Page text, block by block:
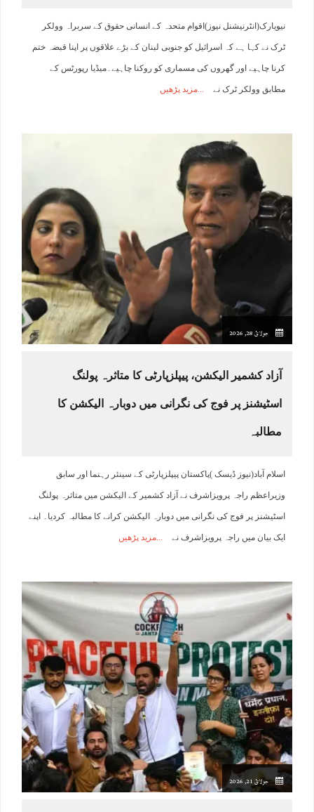
نیویارک(انٹرنیشنل نیوز)اقوام متحدہ کے انسانی حقوق کے سربراہ وولکر
ٹرک نے کہا ہے کہ اسرائیل کو جنوبی لبنان کے بڑے علاقوں پر اپنا قبضہ ختم
کرنا چاہیے اور گھروں کی مسماری کو روکنا چاہیے۔میڈیا رپورٹس کے
مطابق وولکر ٹرک نے مزید پڑھیں
جولائ 28, 2026
آزاد کشمیر الیکشن، پیپلزپارٹی کا متاثرہ پولنگ
اسٹیشنز پر فوج کی نگرانی میں دوبارہ الیکشن کا
مطالبہ
اسلام آباد(نیوز ڈیسک )پاکستان پیپلزپارٹی کے سینئر رہنما اور سابق
وزیراعظم راجہ پرویزاشرف نے آزاد کشمیر کے الیکشن میں متاثرہ پولنگ
اسٹیشنز پر فوج کی نگرانی میں دوبارہ الیکشن کرانے کا مطالبہ کردیا۔ اپنے
ایک بیان میں راجہ پرویزاشرف نے مزید پڑھیں
جولائ 21, 2026